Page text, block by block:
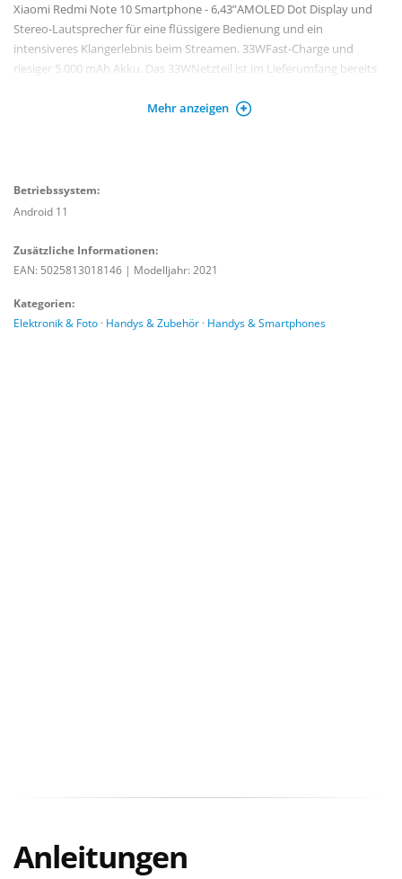
Xiaomi Redmi Note 10 Smartphone - 6,43”AMOLED Dot Display und
Stereo-Lautsprecher für eine flüssigere Bedienung und ein
intensiveres Klangerlebnis beim Streamen. 33WFast-Charge und
riesiger 5.000 mAh Akku. Das 33WNetzteil ist im Lieferumfang bereits
11 nm Prozesstechnologie sorgt für einen geringeren Stromverbrauch.
Mehr anzeigen
Betriebssystem:
Android 11
Zusätzliche Informationen:
EAN: 5025813018146 | Modelljahr: 2021
Kategorien:
Elektronik & Foto · Handys & Zubehör · Handys & Smartphones
Anleitungen